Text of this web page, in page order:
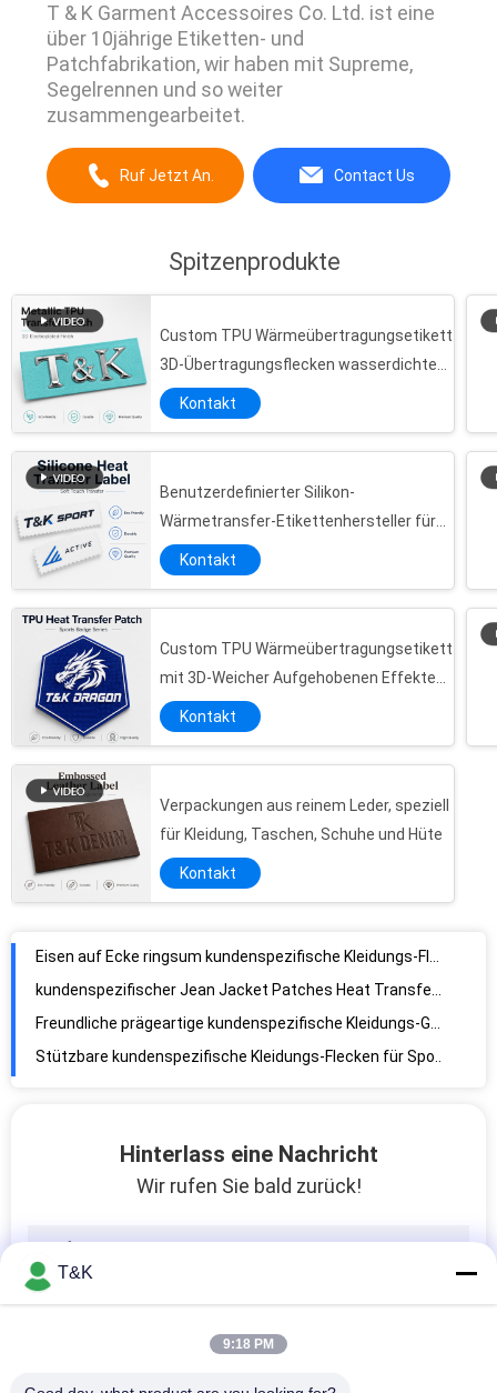
T & K Garment Accessoires Co. Ltd. ist eine
über 10jährige Etiketten- und
Patchfabrikation, wir haben mit Supreme,
Segelrennen und so weiter
zusammengearbeitet.
Ruf Jetzt An. Contact Us
Spitzenprodukte
Custom TPU Wärmeübertragungsetikett
3D-Übertragungsflecken wasserdichte
Metallabzeichen geeignet für Kleidung
Taschen Schuhe langlebig leicht
anzuwenden
Kontakt
Benutzerdefinierter Silikon-
Wärmetransfer-Etikettenhersteller für
Bekleidungsmarken
Kontakt
Custom TPU Wärmeübertragungsetikett
mit 3D-Weicher Aufgehobenen Effekten
Umweltfreundliches Material geeignet
für Kleidung Logo Hüte Taschen
Kontakt
Verpackungen aus reinem Leder, speziell
für Kleidung, Taschen, Schuhe und Hüte
Kontakt
Recyled-Kleiderschwingen-Umbauten
Prägeartige Silikon Soem-Entwurfs-Flecken für Kleidung
Hinterlass eine Nachricht
Wir rufen Sie bald zurück!
T&K
9:18 PM